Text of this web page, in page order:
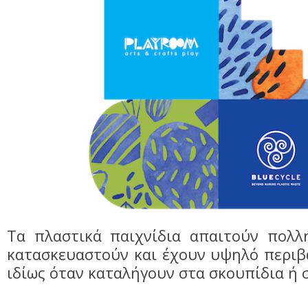
Τα πλαστικά παιχνίδια απαιτούν
κατασκευαστούν και έχουν υψηλό
ιδίως όταν καταλήγουν στα σκουπίδια ή